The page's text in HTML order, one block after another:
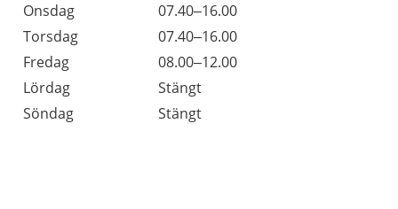
Onsdag
07.40–16.00
Torsdag
07.40–16.00
Fredag
08.00–12.00
Lördag
Stängt
Söndag
Stängt